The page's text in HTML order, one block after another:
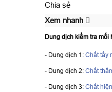
Chia sẻ
Xem nhanh
Dung dịch kiểm tra
- Dung dịch 1: Chất tẩy
- Dung dịch 2: Chất
- Dung dịch 3: Chất